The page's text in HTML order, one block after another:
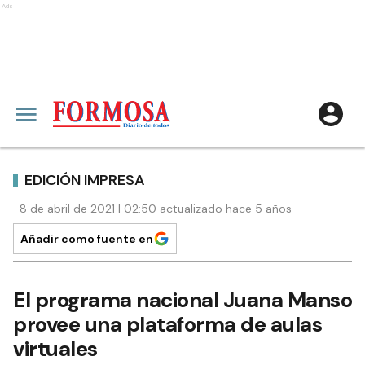
Ads
EDICIÓN IMPRESA
8 de abril de 2021 | 02:50 actualizado hace 5 años
Añadir como fuente en
El programa nacional Juana Manso
provee una plataforma de aulas
virtuales